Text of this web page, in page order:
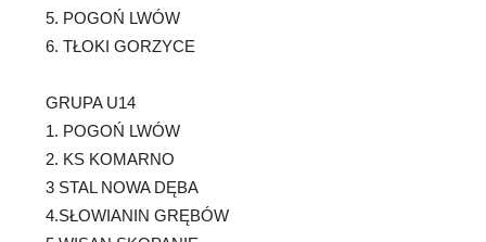
5. POGOŃ LWÓW
6. TŁOKI GORZYCE
GRUPA U14
1. POGOŃ LWÓW
2. KS KOMARNO
3 STAL NOWA DĘBA
4.SŁOWIANIN GRĘBÓW